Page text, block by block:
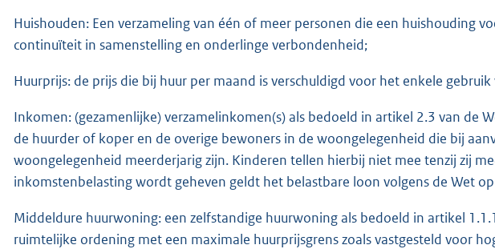
Huishouden: Een verzameling van één of meer personen die een huishouding
continuïteit in samenstelling en onderlinge verbondenheid;
Huurprijs: de prijs die bij huur per maand is verschuldigd voor het enkele
Inkomen: (gezamenlijke) verzamelinkomen(s) als bedoeld in artikel 2.3 van de
de huurder of koper en de overige bewoners in de woongelegenheid die bij
woongelegenheid meerderjarig zijn. Kinderen tellen hierbij niet mee tenzij zij
inkomstenbelasting wordt geheven geldt het belastbare loon volgens de Wet
Middeldure huurwoning: een zelfstandige huurwoning als bedoeld in artikel
ruimtelijke ordening met een maximale huurprijsgrens zoals vastgesteld voor